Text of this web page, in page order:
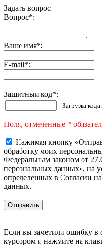
Задать вопрос
Вопрос*:
Ваше имя*:
E-mail*:
Защитный код*:
Загрузка
Поля, отмеченные *
Нажимая кнопку
обработку моих
Федеральным законом от
персональных данных», на
определенных в Согласии
данных.
Если вы заметили ошибку в
курсором и нажмите на